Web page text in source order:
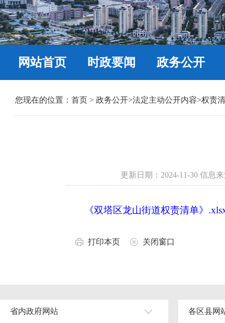
网站首页 时政要闻 政务公开
您现在的位置： 首页 > 政务公开>法定主动公开内容>权责
更新日期：2024-11-30 信息
《双塔区龙山街道权责清单》
打印本页 关闭窗口
省内政府网站 各区县网